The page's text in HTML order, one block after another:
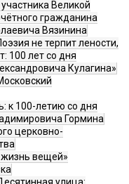
Великой
гражданина
Вязинина
не терпит лености,
100 лет со дня
Кулагина»
к 100-летию со дня
Гормина
церковно-
вещей»